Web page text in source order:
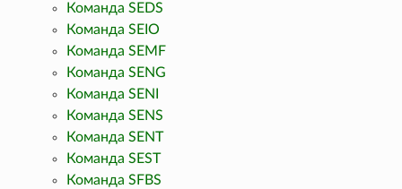
Команда SEDS
Команда SEIO
Команда SEMF
Команда SENG
Команда SENI
Команда SENS
Команда SENT
Команда SEST
Команда SFBS